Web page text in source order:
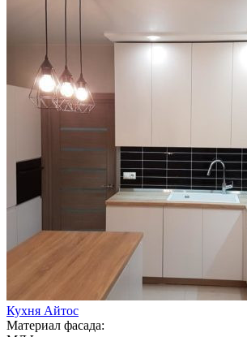
Кухня Айтос
Материал фасада: